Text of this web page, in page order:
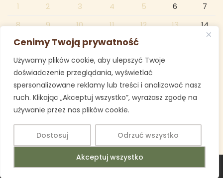
Cenimy Twoją prywatność
Używamy plików cookie, aby ulepszyć Twoje
doświadczenie przeglądania, wyświetlać
spersonalizowane reklamy lub treści i analizować nasz
ruch. Klikając „Akceptuj wszystko”, wyrażasz zgodę na
używanie przez nas plików cookie.
Dostosuj Odrzuć wszystko
Akceptuj wszystko
marzec 2021
1
2 3 4 5 6
7
8
9 10 11 12 13
14
15
16 17 18
22
23 24 25 26
30 31
Education WordPress ThemeCopyright 2025 Imielin SP 1